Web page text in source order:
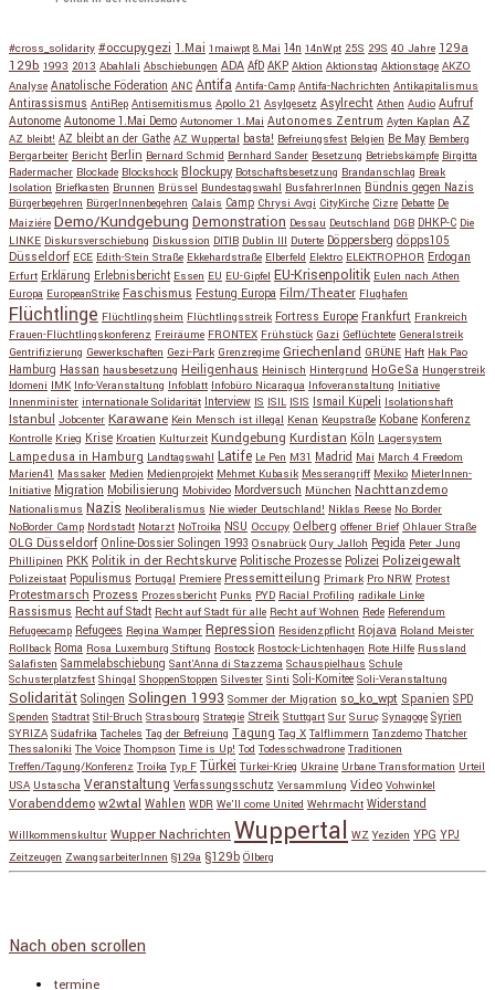
#cross_solidarity #occupygezi 1.Mai 1maiwpt 8.Mai 14n 14nWpt 25S 29S 40 Jahre 129a
129b 1993 2013 Abahlali Abschiebungen ADA AfD AKP Aktion Aktionstag Aktionstage AKZO
Analyse Anatolische Föderation ANC Antifa Antifa-Camp Antifa-Nachrichten Antikapitalismus
Antirassismus AntiRep Antisemitismus Apollo 21 Asylgesetz Asylrecht Athen Audio Aufruf
Autonome Autonome 1.Mai Demo Autonomer 1.Mai Autonomes Zentrum Ayten Kaplan AZ
AZ bleibt! AZ bleibt an der Gathe AZ Wuppertal basta! Befreiungsfest Belgien Be May Bemberg
Bergarbeiter Bericht Berlin Bernard Schmid Bernhard Sander Besetzung Betriebskämpfe Birgitta
Radermacher Blockade Blockshock Blockupy Botschaftsbesetzung Brandanschlag Break
Isolation Briefkasten Brunnen Brüssel Bundestagswahl BusfahrerInnen Bündnis gegen Nazis
Bürgerbegehren BürgerInnenbegehren Calais Camp Chrysi Avgi CityKirche Cizre Debatte De
Maiziére Demo/Kundgebung Demonstration Dessau Deutschland DGB DHKP-C Die
LINKE Diskursverschiebung Diskussion DITIB Dublin III Duterte Döppersberg döpps105
Düsseldorf ECE Edith-Stein Straße Ekkehardstraße Elberfeld Elektro ELEKTROPHOR Erdogan
Erfurt Erklärung Erlebnisbericht Essen EU EU-Gipfel EU-Krisenpolitik Eulen nach Athen
Europa EuropeanStrike Faschismus Festung Europa Film/Theater Flughafen
Flüchtlinge Flüchtlingsheim Flüchtlingsstreik Fortress Europe Frankfurt Frankreich
Frauen-Flüchtlingskonferenz Freiräume FRONTEX Frühstück Gazi Geflüchtete Generalstreik
Gentrifizierung Gewerkschaften Gezi-Park Grenzregime Griechenland GRÜNE Haft Hak Pao
Hamburg Hassan hausbesetzung Heiligenhaus Heinisch Hintergrund HoGeSa Hungerstreik
Idomeni IMK Info-Veranstaltung Infoblatt Infobüro Nicaragua Infoveranstaltung Initiative
Innenminister internationale Solidarität Interview IS ISIL ISIS Ismail Küpeli Isolationshaft
Istanbul Jobcenter Karawane Kein Mensch ist illegal Kenan Keupstraße Kobane Konferenz
Kontrolle Krieg Krise Kroatien Kulturzeit Kundgebung Kurdistan Köln Lagersystem
Lampedusa in Hamburg Landtagswahl Latife Le Pen M31 Madrid Mai March 4 Freedom
Marien41 Massaker Medien Medienprojekt Mehmet Kubasik Messerangriff Mexiko MieterInnen-
Initiative Migration Mobilisierung Mobivideo Mordversuch München Nachttanzdemo
Nationalismus Nazis Neoliberalismus Nie wieder Deutschland! Niklas Reese No Border
NoBorder Camp Nordstadt Notarzt NoTroika NSU Occupy Oelberg offener Brief Ohlauer Straße
OLG Düsseldorf Online-Dossier Solingen 1993 Osnabrück Oury Jalloh Pegida Peter Jung
Phillipinen PKK Politik in der Rechtskurve Politische Prozesse Polizei Polizeigewalt
Polizeistaat Populismus Portugal Premiere Pressemitteilung Primark Pro NRW Protest
Protestmarsch Prozess Prozessbericht Punks PYD Racial Profiling radikale Linke
Rassismus Recht auf Stadt Recht auf Stadt für alle Recht auf Wohnen Rede Referendum
Refugeecamp Refugees Regina Wamper Repression Residenzpflicht Rojava Roland Meister
Rollback Roma Rosa Luxemburg Stiftung Rostock Rostock-Lichtenhagen Rote Hilfe Russland
Salafisten Sammelabschiebung Sant'Anna di Stazzema Schauspielhaus Schule
Schusterplatzfest Shingal ShoppenStoppen Silvester Sinti Soli-Komitee Soli-Veranstaltung
Solidarität Solingen Solingen 1993 Sommer der Migration so_ko_wpt Spanien SPD
Spenden Stadtrat Stil-Bruch Strasbourg Strategie Streik Stuttgart Sur Suruç Synagoge Syrien
SYRIZA Südafrika Tacheles Tag der Befreiung Tagung Tag X Talflimmern Tanzdemo Thatcher
Thessaloniki The Voice Thompson Time is Up! Tod Todesschwadrone Traditionen
Treffen/Tagung/Konferenz Troika Typ F Türkei Türkei-Krieg Ukraine Urbane Transformation Urteil
USA Ustascha Veranstaltung Verfassungsschutz Versammlung Video Vohwinkel
Vorabenddemo w2wtal Wahlen WDR We'll come United Wehrmacht Widerstand
Willkommenskultur Wupper Nachrichten Wuppertal WZ Yeziden YPG YPJ
Zeitzeugen ZwangsarbeiterInnen §129a §129b Ölberg
Nach oben scrollen
termine